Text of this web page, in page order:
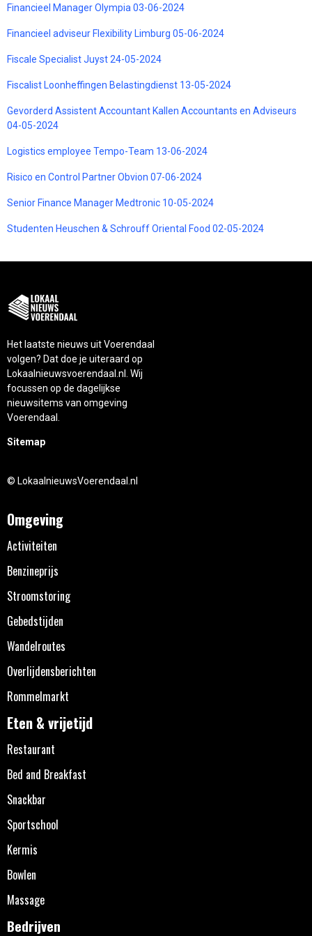
Financieel Manager Olympia 03-06-2024
Financieel adviseur Flexibility Limburg 05-06-2024
Fiscale Specialist Juyst 24-05-2024
Fiscalist Loonheffingen Belastingdienst 13-05-2024
Gevorderd Assistent Accountant Kallen Accountants en Adviseurs
04-05-2024
Logistics employee Tempo-Team 13-06-2024
Risico en Control Partner Obvion 07-06-2024
Senior Finance Manager Medtronic 10-05-2024
Studenten Heuschen & Schrouff Oriental Food 02-05-2024
Het laatste nieuws uit Voerendaal
volgen? Dat doe je uiteraard op
Lokaalnieuwsvoerendaal.nl. Wij
focussen op de dagelijkse
nieuwsitems van omgeving
Voerendaal.
Sitemap
© LokaalnieuwsVoerendaal.nl
Omgeving
Activiteiten
Benzineprijs
Stroomstoring
Gebedstijden
Wandelroutes
Overlijdensberichten
Rommelmarkt
Eten & vrijetijd
Restaurant
Bed and Breakfast
Snackbar
Sportschool
Kermis
Bowlen
Massage
Bedrijven